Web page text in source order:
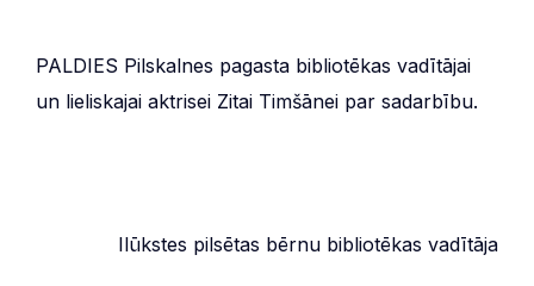
PALDIES Pilskalnes pagasta bibliotēkas vadītājai
un lieliskajai aktrisei Zitai Timšānei par sadarbību.
Ilūkstes pilsētas bērnu bibliotēkas vadītāja